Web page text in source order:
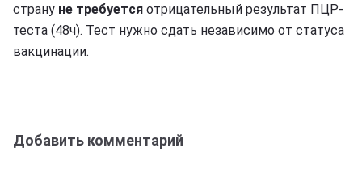
страну не требуется отрицательный результат ПЦР-
теста (48ч). Тест нужно сдать независимо от статуса
вакцинации.
Добавить комментарий